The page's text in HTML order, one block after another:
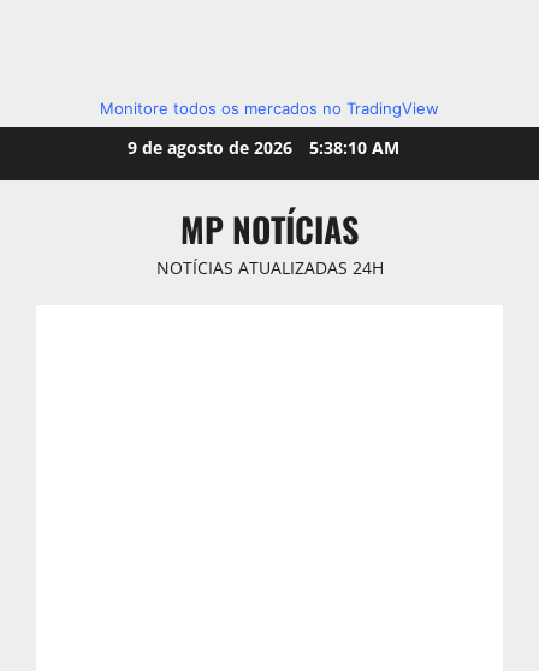
Monitore todos os mercados no TradingView
9 de agosto de 2026 5:38:12 AM
MP NOTÍCIAS
NOTÍCIAS ATUALIZADAS 24H